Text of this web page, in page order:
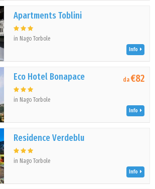
Apartments Toblini
in Nago Torbole
Info
Eco Hotel Bonapace
in Nago Torbole
da€82
Info
Residence Verdeblu
in Nago Torbole
Info